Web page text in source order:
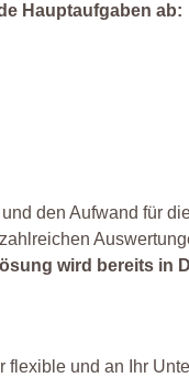
Hauptaufgaben ab:
den Aufwand für
wird bereits in
und an Ihr